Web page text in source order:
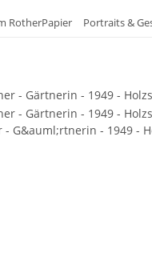
RotherPapier
Portraits &
- G&auml;rtnerin - 1949 -